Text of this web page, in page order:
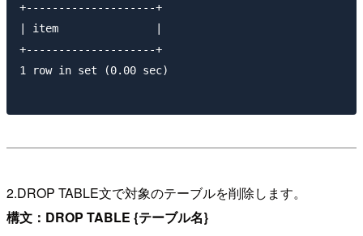
+--------------------+
| item               |
+--------------------+
1 row in set (0.00 sec)
2.DROP TABLE文で対象のテーブルを削除します。
構文：DROP TABLE {テーブル名}